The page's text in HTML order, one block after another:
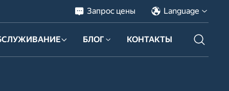
Запрос цены Language
БЛОГ КОНТАКТЫ